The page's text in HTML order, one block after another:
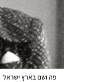
פה ושם בארץ ישראל